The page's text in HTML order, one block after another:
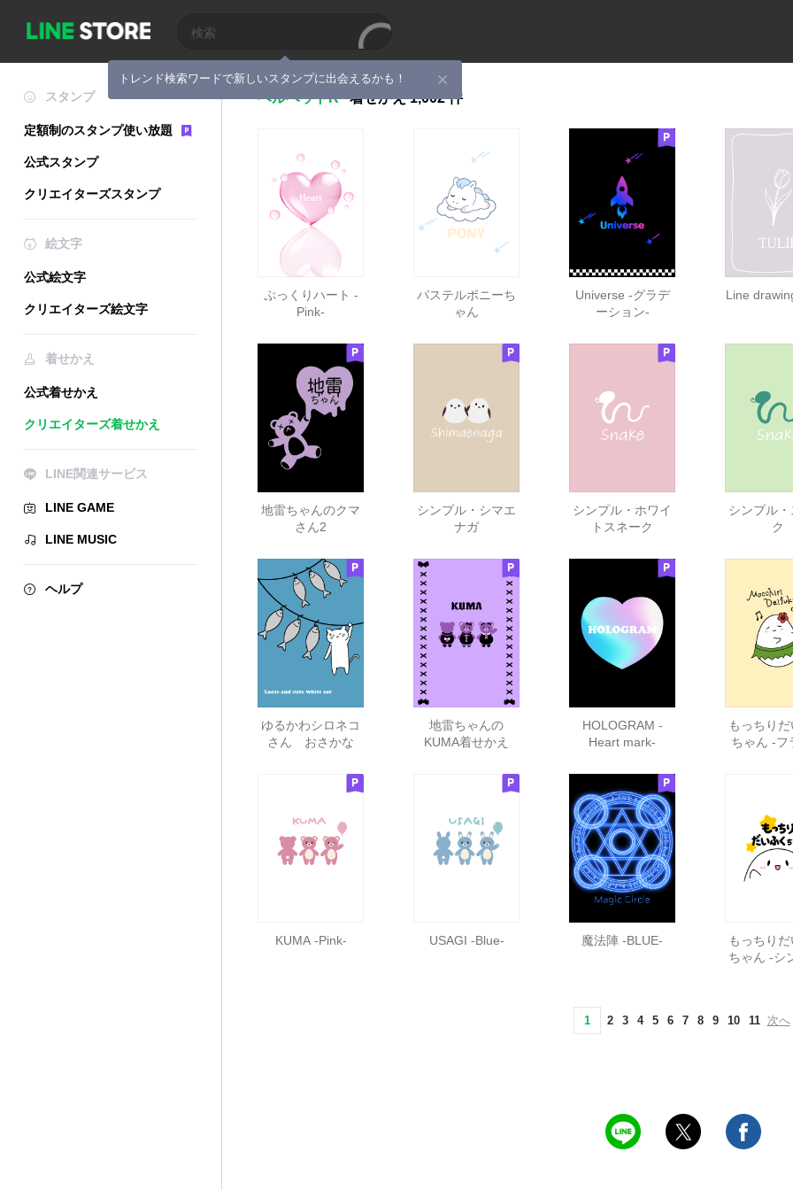
トレンド検索ワードで新しいスタンプに出会えるかも！
スタンプ
定額制のスタンプ使い放題
公式スタンプ
クリエイターズスタンプ
絵文字
公式絵文字
クリエイターズ絵文字
着せかえ
公式着せかえ
クリエイターズ着せかえ
LINE関連サービス
LINE GAME
LINE MUSIC
ヘルプ
ベルベットR 着せかえ 1,002 件
ぷっくりハート -
Pink-
パステルポニーち
ゃん
Universe -グラデ
ーション-
Line
地雷ちゃんのクマ
さん2
シンプル・シマエ
ナガ
シンプル・ホワイ
トスネーク
シンプル
ク
ゆるかわシロネコ
さん おさかな
地雷ちゃんの
KUMA着せかえ
HOLOGRAM -
Heart mark-
もっちり
ちゃん -フ
KUMA -Pink- USAGI -Blue- 魔法陣 -BLUE-
もっちり
ちゃん -シ
1 2 3 4 5 6 7 8 9 10 11 次へ